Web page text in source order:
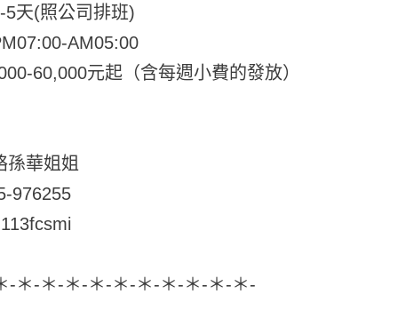
5天(照公司排班)
AM05:00
60,000元起（含每週小費的發放）
華姐姐
976255
-＊-＊-＊-＊-＊-＊-＊-＊-＊-＊-